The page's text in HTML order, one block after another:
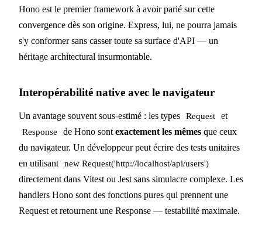
Hono est le premier framework à avoir parié sur cette
convergence dès son origine. Express, lui, ne pourra jamais
s'y conformer sans casser toute sa surface d'API — un
héritage architectural insurmontable.
Interopérabilité native avec le navigateur
Un avantage souvent sous-estimé : les types Request et
Response de Hono sontexactement les mêmes que ceux
du navigateur. Un développeur peut écrire des tests unitaires
en utilisant new Request('http://localhost/api/users')
directement dans Vitest ou Jest sans simulacre complexe. Les
handlers Hono sont des fonctions pures qui prennent une
Request et retournent une Response — testabilité maximale.